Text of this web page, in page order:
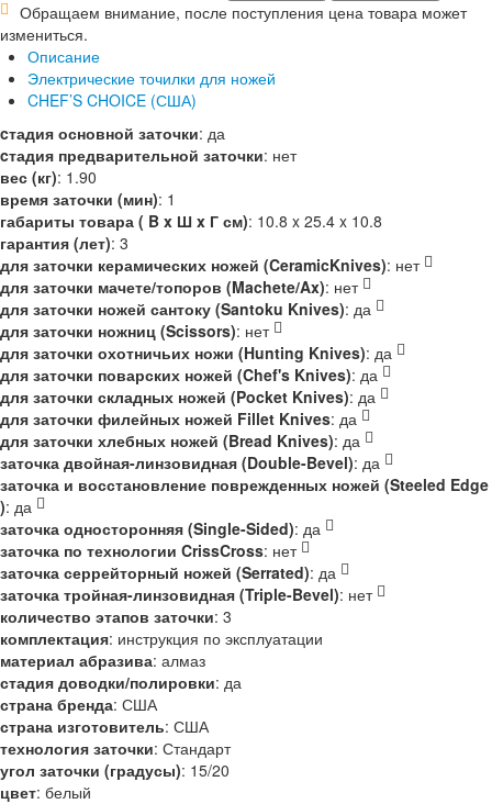
Обращаем внимание, после поступления цена товара может
измениться.
Описание
Электрические точилки для ножей
CHEF’S CHOICE (США)
cтадия основной заточки: да
cтадия предварительной заточки: нет
вес (кг): 1.90
время заточки (мин): 1
габариты товара ( B x Ш x Г см): 10.8 x 25.4 x 10.8
гарантия (лет): 3
для заточки керамических ножей (CeramicKnives): нет
для заточки мачете/топоров (Machete/Ax): нет
для заточки ножей сантоку (Santoku Knives): да
для заточки ножниц (Scissors): нет
для заточки охотничьих ножи (Hunting Knives): да
для заточки поварских ножей (Chef's Knives): да
для заточки складных ножей (Pocket Knives): да
для заточки филейных ножей Fillet Knives: да
для заточки хлебных ножей (Bread Knives): да
заточка двойная-линзовидная (Double-Bevel): да
заточка и восстановление поврежденных ножей (Steeled Edge
): да
заточка односторонняя (Single-Sided): да
заточка по технологии CrissCross: нет
заточка серрейторный ножей (Serrated): да
заточка тройная-линзовидная (Triple-Bevel): нет
количество этапов заточки: 3
комплектация: инструкция по эксплуатации
материал абразива: алмаз
стадия доводки/полировки: да
страна бренда: США
страна изготовитель: США
технология заточки: Стандарт
угол заточки (градусы): 15/20
цвет: белый